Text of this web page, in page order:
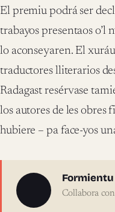
El premiu podrá ser
trabayos presentaos o’l
lo aconseyaren. El
traductores lliterarios
Radagast resérvase
los autores de les obres
hubiere – pa face-yos
Sobre l'autor
Formientu
Collabora